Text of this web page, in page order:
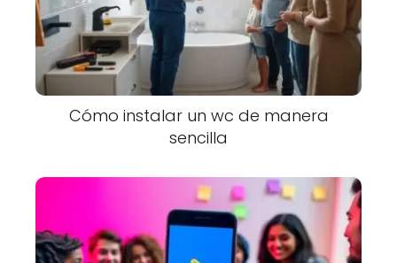
Cómo instalar un wc de manera
sencilla